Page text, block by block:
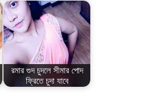
রমার গুদ চুদলে সীমার পোদ
ফ্রিতে চুদা যাবে